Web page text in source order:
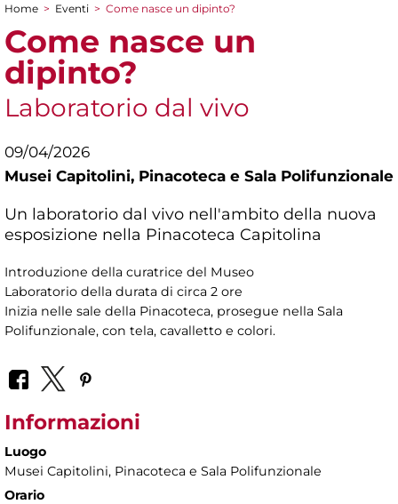
Tu sei qui
Home > Eventi > Come nasce un dipinto?
Come nasce un
dipinto?
Laboratorio dal vivo
09/04/2026
Musei Capitolini, Pinacoteca e Sala Polifunzionale
Un laboratorio dal vivo nell'ambito della nuova
esposizione nella Pinacoteca Capitolina
Introduzione della curatrice del Museo
Laboratorio della durata di circa 2 ore
Inizia nelle sale della Pinacoteca, prosegue nella Sala
Polifunzionale, con tela, cavalletto e colori.
Informazioni
Luogo
Musei Capitolini, Pinacoteca e Sala Polifunzionale
Orario